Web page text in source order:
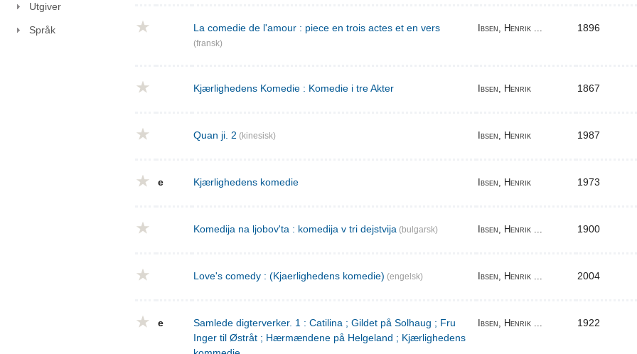
Utgiver
Språk La comedie de l'amour : piece en trois actes et en vers
(fransk)
Ibsen, Henrik ... 1896
Kjærlighedens Komedie : Komedie i tre Akter Ibsen, Henrik 1867
Quan ji. 2 (kinesisk) Ibsen, Henrik 1987
e Kjærlighedens komedie Ibsen, Henrik 1973
Komedija na ljobov'ta : komedija v tri dejstvija (bulgarsk) Ibsen, Henrik ... 1900
Love's comedy : (Kjaerlighedens komedie) (engelsk) Ibsen, Henrik ... 2004
e
Samlede digterverker. 1 : Catilina ; Gildet på Solhaug ; Fru
Inger til Østråt ; Hærmændene på Helgeland ; Kjærlighedens
Ibsen, Henrik ... 1922